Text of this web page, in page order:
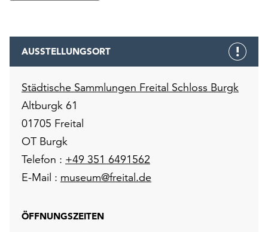
AUSSTELLUNGSORT
Städtische Sammlungen Freital Schloss Burgk
Altburgk 61
01705 Freital
OT Burgk
Telefon : +49 351 6491562
E-Mail : museum@freital.de
ÖFFNUNGSZEITEN